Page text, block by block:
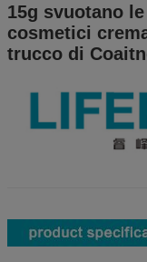
15g svuotano
cosmetici
trucco di